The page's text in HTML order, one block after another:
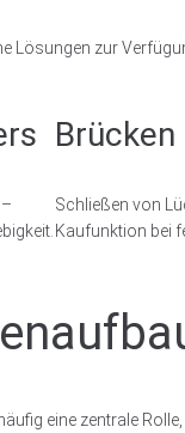
Lösungen zur
Brücken
Schließen von
Kaufunktion bei
eine zentrale